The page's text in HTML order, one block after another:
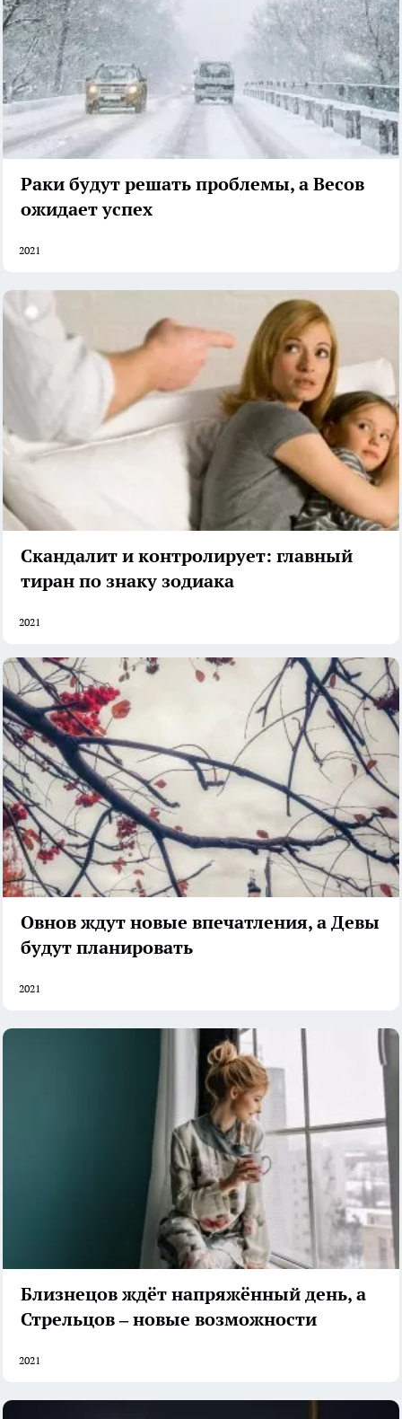
Раки будут решать проблемы, а Весов
ожидает успех
2021
Скандалит и контролирует: главный
тиран по знаку зодиака
2021
Овнов ждут новые впечатления, а Девы
будут планировать
2021
Близнецов ждёт напряжённый день, а
Стрельцов – новые возможности
2021